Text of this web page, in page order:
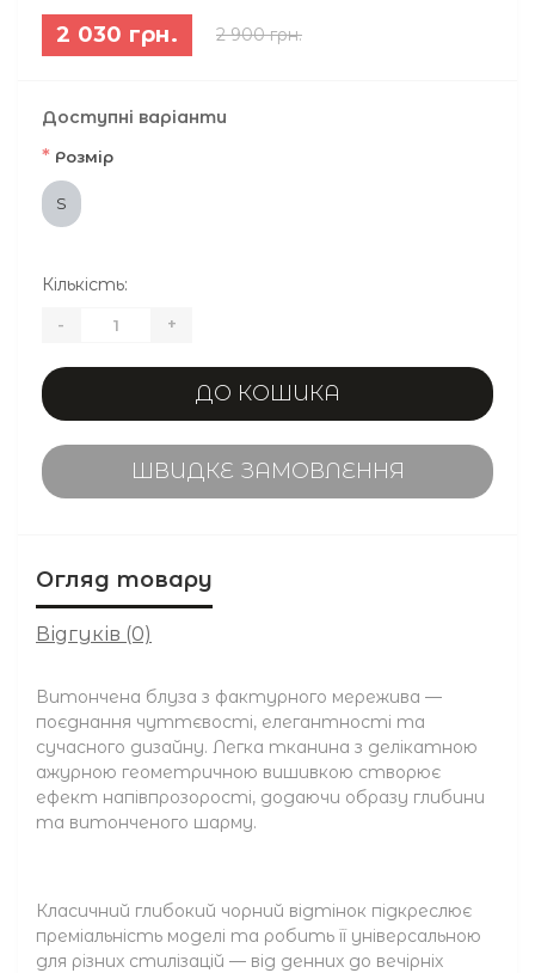
2 030 грн. 2 900 грн.
Доступні варіанти
* Розмір
S
Кількість:
- +
ДО КОШИКА
ШВИДКЕ ЗАМОВЛЕННЯ
Огляд товару
Відгуків (0)
Витончена блуза з фактурного мережива —
поєднання чуттєвості, елегантності та
сучасного дизайну. Легка тканина з делікатною
ажурною геометричною вишивкою створює
ефект напівпрозорості, додаючи образу глибини
та витонченого шарму.
Класичний глибокий чорний відтінок підкреслює
преміальність моделі та робить її універсальною
для різних стилізацій — від денних до вечірніх